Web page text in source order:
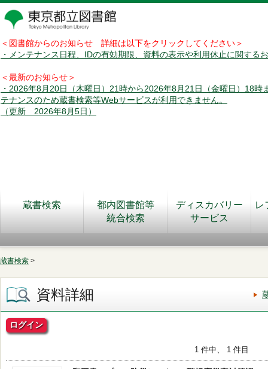
＜図書館からのお知らせ 詳細は以下をクリックしてください＞
・メンテナンス日程、IDの有効期限、資料の表示や利用休止に関する
＜最新のお知らせ＞
・2026年8月20日（木曜日）21時から2026年8月21日（金曜日）18時
テナンスのため蔵書検索等Webサービスが利用できません。
（更新 2026年8月5日）
蔵書検索
都内図書館等
統合検索
ディスカバリー
サービス
レ
蔵書検索 >
資料詳細
ログイン
1 件中、 1 件目